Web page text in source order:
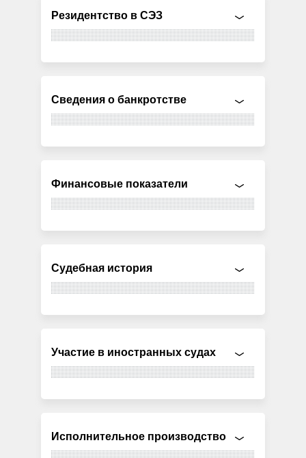
Резидентство в СЭЗ
Сведения о банкротстве
Финансовые показатели
Судебная история
Участие в иностранных судах
Исполнительное производство